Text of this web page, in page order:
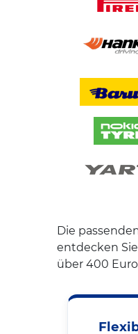
Die
entdecken
über 400